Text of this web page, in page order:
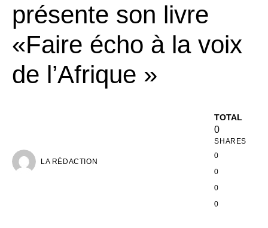
présente son livre
«Faire écho à la voix
de l’Afrique »
LA RÉDACTION
TOTAL
0
SHARES
0
0
0
0